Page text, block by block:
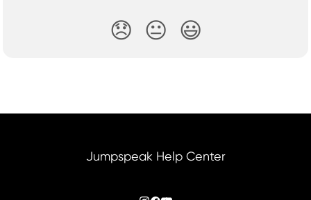
😞 😐 😃
Jumpspeak Help Center